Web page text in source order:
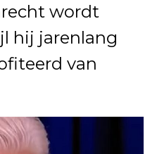
wordt
hij jarenlang
van